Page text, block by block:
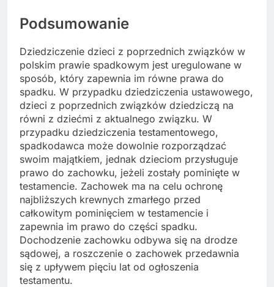
Podsumowanie
Dziedziczenie dzieci z poprzednich związków w
polskim prawie spadkowym jest uregulowane w
sposób, który zapewnia im równe prawa do
spadku. W przypadku dziedziczenia ustawowego,
dzieci z poprzednich związków dziedziczą na
równi z dziećmi z aktualnego związku. W
przypadku dziedziczenia testamentowego,
spadkodawca może dowolnie rozporządzać
swoim majątkiem, jednak dzieciom przysługuje
prawo do zachowku, jeżeli zostały pominięte w
testamencie. Zachowek ma na celu ochronę
najbliższych krewnych zmarłego przed
całkowitym pominięciem w testamencie i
zapewnia im prawo do części spadku.
Dochodzenie zachowku odbywa się na drodze
sądowej, a roszczenie o zachowek przedawnia
się z upływem pięciu lat od ogłoszenia
testamentu.